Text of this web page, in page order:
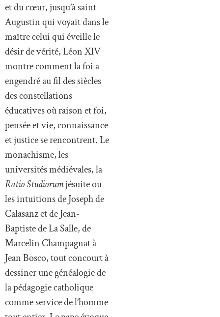
et du cœur, jusqu’à saint
Augustin qui voyait dans le
maître celui qui éveille le
désir de vérité, Léon XIV
montre comment la foi a
engendré au fil des siècles
des constellations
éducatives où raison et foi,
pensée et vie, connaissance
et justice se rencontrent. Le
monachisme, les
universités médiévales, la
Ratio Studiorumjésuite ou
les intuitions de Joseph de
Calasanz et de Jean-
Baptiste de La Salle, de
Marcelin Champagnat à
Jean Bosco, tout concourt à
dessiner une généalogie de
la pédagogie catholique
comme service de l’homme